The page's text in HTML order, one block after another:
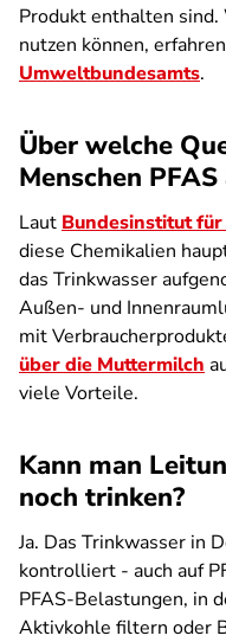
Produkt enthalten
nutzen können,
Umweltbundesamts.
Über welche
Menschen PFAS
Laut Bundesinstitut
diese Chemikalien
das Trinkwasser
Außen- und
mit
über die Muttermilch
viele Vorteile.
Kann man
noch trinken?
Ja. Das Trinkwasser in
kontrolliert - auch auf
PFAS-Belastungen, in
Aktivkohle filtern oder